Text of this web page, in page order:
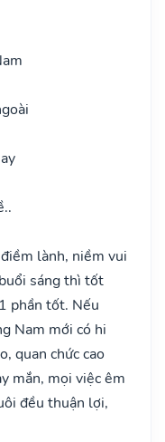
lành, niềm vui
sáng thì tốt
phần tốt. Nếu
Nam mới có hi
quan chức cao
mắn, mọi việc êm
đều thuận lợi,